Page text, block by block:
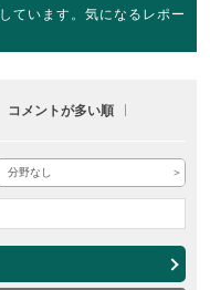
ています。気になるレポー
コメントが多い順
分野なし